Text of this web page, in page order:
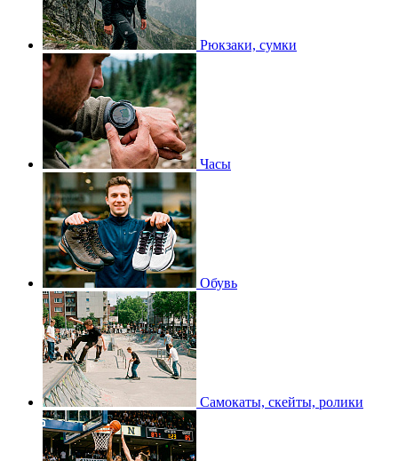
Рюкзаки, сумки
Часы
Обувь
Самокаты, скейты, ролики